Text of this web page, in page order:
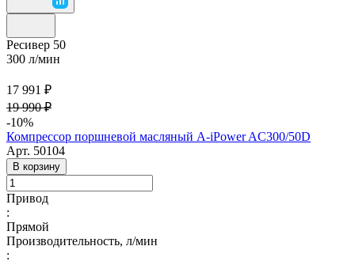
Ресивер 50
300 л/мин
17 991 ₽
19 990 ₽
-10%
Компрессор поршневой масляный A-iPower AC300/50D
Арт. 50104
В корзину
Привод
:
Прямой
Производительность, л/мин
: